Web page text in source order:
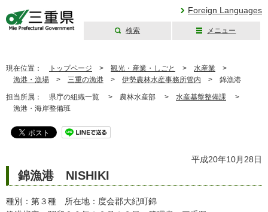
Foreign Languages
検索 メニュー
現在位置： トップページ > 観光・産業・しごと > 水産業 >
漁港・漁場 > 三重の漁港 > 伊勢農林水産事務所管内 > 錦漁港
担当所属： 県庁の組織一覧 > 農林水産部 > 水産基盤整備課 >
漁港・海岸整備班
平成20年10月28日
錦漁港 NISHIKI
種別：第３種 所在地：度会郡大紀町錦